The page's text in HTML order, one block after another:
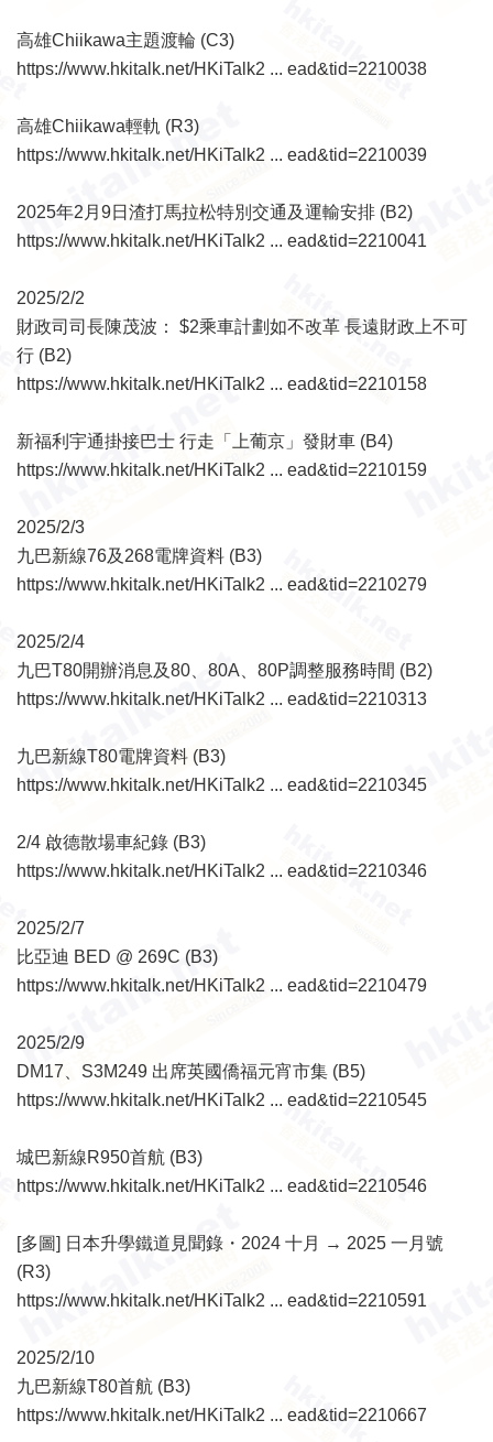
高雄Chiikawa主題渡輪 (C3)
https://www.hkitalk.net/HKiTalk2 ... ead&tid=2210038
高雄Chiikawa輕軌 (R3)
https://www.hkitalk.net/HKiTalk2 ... ead&tid=2210039
2025年2月9日渣打馬拉松特別交通及運輸安排 (B2)
https://www.hkitalk.net/HKiTalk2 ... ead&tid=2210041
2025/2/2
財政司司長陳茂波： $2乘車計劃如不改革 長遠財政上不可
行 (B2)
https://www.hkitalk.net/HKiTalk2 ... ead&tid=2210158
新福利宇通掛接巴士 行走「上葡京」發財車 (B4)
https://www.hkitalk.net/HKiTalk2 ... ead&tid=2210159
2025/2/3
九巴新線76及268電牌資料 (B3)
https://www.hkitalk.net/HKiTalk2 ... ead&tid=2210279
2025/2/4
九巴T80開辦消息及80、80A、80P調整服務時間 (B2)
https://www.hkitalk.net/HKiTalk2 ... ead&tid=2210313
九巴新線T80電牌資料 (B3)
https://www.hkitalk.net/HKiTalk2 ... ead&tid=2210345
2/4 啟德散場車紀錄 (B3)
https://www.hkitalk.net/HKiTalk2 ... ead&tid=2210346
2025/2/7
比亞迪 BED @ 269C (B3)
https://www.hkitalk.net/HKiTalk2 ... ead&tid=2210479
2025/2/9
DM17、S3M249 出席英國僑福元宵市集 (B5)
https://www.hkitalk.net/HKiTalk2 ... ead&tid=2210545
城巴新線R950首航 (B3)
https://www.hkitalk.net/HKiTalk2 ... ead&tid=2210546
[多圖] 日本升學鐵道見聞錄・2024 十月 → 2025 一月號
(R3)
https://www.hkitalk.net/HKiTalk2 ... ead&tid=2210591
2025/2/10
九巴新線T80首航 (B3)
https://www.hkitalk.net/HKiTalk2 ... ead&tid=2210667